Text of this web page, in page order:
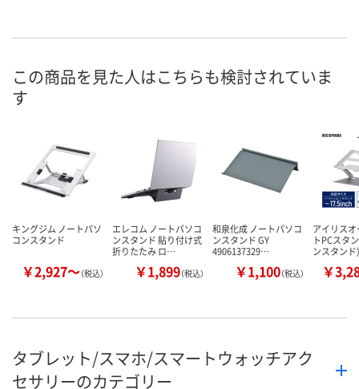
この商品を見た人はこちらも検討されていま
す
キングジム ノートパソ
コンスタンド
￥2,927～（税込）
エレコム ノートパソコ
ンスタンド 貼り付け式
折りたたみ ロ…
￥1,899（税込）
和泉化成 ノートパソコ
ンスタンド GY
4906137329…
￥1,100（税込）
アイリス
トPCスタ
ンスタン
￥
タブレット/スマホ/スマートウォッチアク
セサリーのカテゴリー